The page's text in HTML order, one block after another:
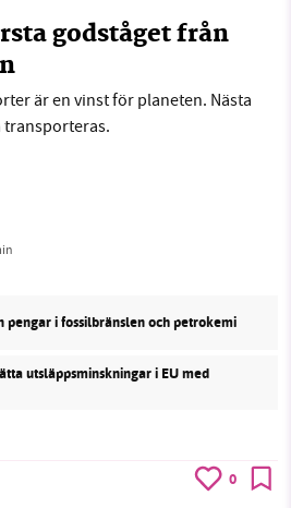
godståget från
är en vinst för planeten. Nästa
transporteras.
pengar i fossilbränslen och petrokemi
utsläppsminskningar i EU med
0